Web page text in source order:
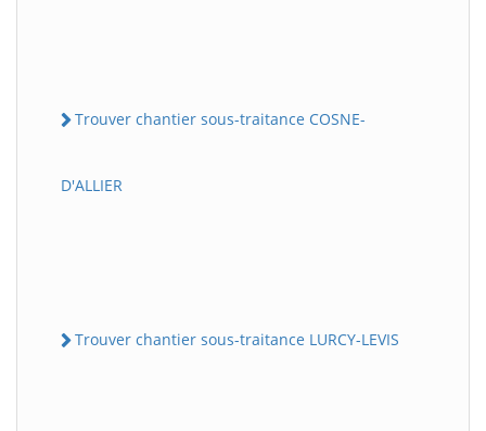
Trouver chantier sous-traitance COSNE-
D'ALLIER
Trouver chantier sous-traitance LURCY-LEVIS